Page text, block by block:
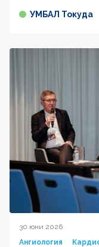
УМБАЛ Токуда
30 юни 2026
Ангиология